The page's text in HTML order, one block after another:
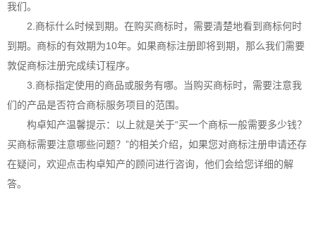
我们。
2.商标什么时候到期。在购买商标时，需要清楚地看到商标何时
到期。商标的有效期为10年。如果商标注册即将到期，那么我们需要
敦促商标注册完成续订程序。
3.商标指定使用的商品或服务有哪。当购买商标时，需要注意我
们的产品是否符合商标服务项目的范围。
构卓知产温馨提示：以上就是关于“买一个商标一般需要多少钱？
买商标需要注意哪些问题？”的相关介绍，如果您对商标注册申请还存
在疑问，欢迎点击构卓知产的顾问进行咨询，他们会给您详细的解
答。